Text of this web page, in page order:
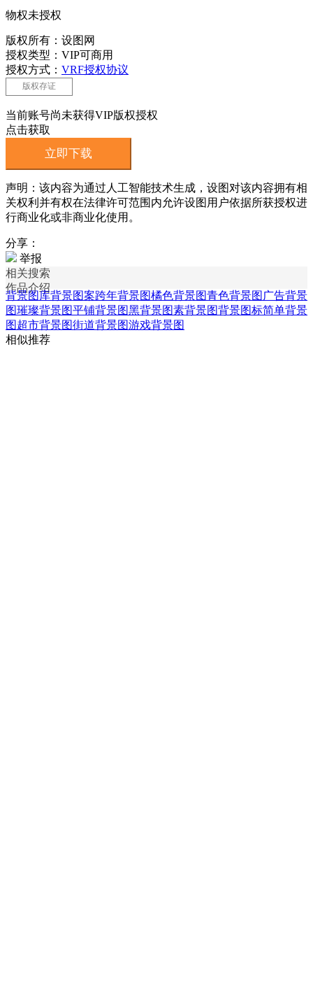
物权未授权
版权所有：设图网
授权类型：VIP可商用
授权方式： VRF授权协议
版权存证
当前账号尚未获得VIP版权授权
点击获取
立即下载
声明：该内容为通过人工智能技术生成，设图对该内容拥有相
关权利并有权在法律许可范围内允许设图用户依据所获授权进
行商业化或非商业化使用。
分享：
举报
相关搜索
作品介绍
背景图库背景图案跨年背景图橘色背景图青色背景图 广告背景
图璀璨背景图平铺背景图黑背景图素背景图背景图标简单背景
图超市背景图街道背景图游戏背景图
相似推荐